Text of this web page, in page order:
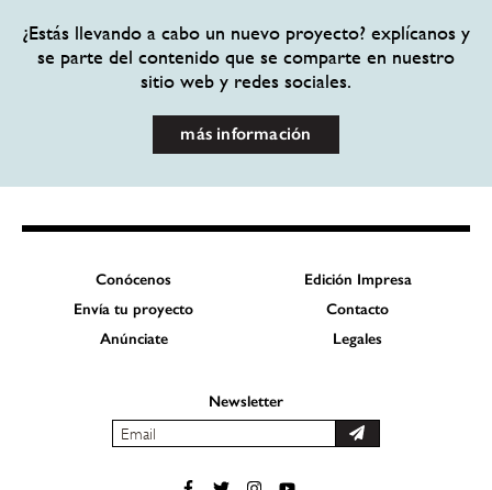
¿Estás llevando a cabo un nuevo proyecto? explícanos y
se parte del contenido que se comparte en nuestro
sitio web y redes sociales.
más información
Conócenos
Edición Impresa
Envía tu proyecto
Contacto
Anúnciate
Legales
Newsletter